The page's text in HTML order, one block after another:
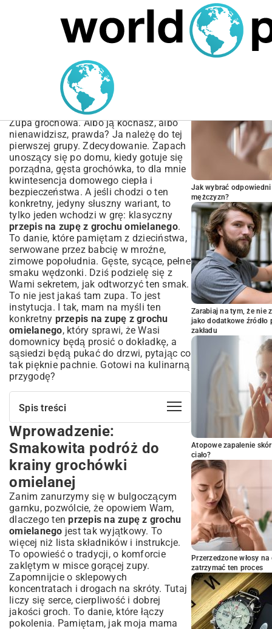
MARIUSZ ŁAMAGA 05.10.2025
Kompletny przepis na
zupę z grochu omielanego
| Sekrety idealnego smaku
Zupa grochowa. Albo ją kochasz, albo
nienawidzisz, prawda? Ja należę do tej
pierwszej grupy. Zdecydowanie. Zapach
unoszący się po domu, kiedy gotuje się
porządna, gęsta grochówka, to dla mnie
kwintesencja domowego ciepła i
bezpieczeństwa. A jeśli chodzi o ten
konkretny, jedyny słuszny wariant, to
tylko jeden wchodzi w grę: klasyczny
przepis na zupę z grochu omielanego.
To danie, które pamiętam z dzieciństwa,
serwowane przez babcię w mroźne,
zimowe popołudnia. Gęste, sycące, pełne
smaku wędzonki. Dziś podzielę się z
Wami sekretem, jak odtworzyć ten smak.
To nie jest jakaś tam zupa. To jest
instytucja. I tak, mam na myśli ten
konkretny przepis na zupę z grochu
omielanego, który sprawi, że Wasi
domownicy będą prosić o dokładkę, a
sąsiedzi będą pukać do drzwi, pytając co
tak pięknie pachnie. Gotowi na kulinarną
przygodę?
Spis treści
Wprowadzenie: Smakowita podróż do
krainy grochówki omielanej
Dlaczego grochówka omielana to
doskonały wybór?
Krótka historia i tradycje kulinarne
Składniki na idealną zupę z grochu
omielanego
Podstawowe produkty – co musisz mieć w
spiżarni?
Sekrety wyboru najlepszego grochu
omielanego
Aromatyczne dodatki, które podkreślą
smak
Krok po kroku: Jak przygotować
wyśmienitą grochówkę omielaną?
Przygotowanie grochu – moczenie i
Wprowadzenie:
Smakowita podróż do
krainy grochówki
omielanej
Zanim zanurzymy się w bulgoczącym
garnku, pozwólcie, że opowiem Wam,
dlaczego tenprzepis na zupę z grochu
omielanego jest tak wyjątkowy. To
więcej niż lista składników i instrukcje.
To opowieść o tradycji, o komforcie
zaklętym w misce gorącej zupy.
Zapomnijcie o sklepowych
koncentratach i drogach na skróty. Tutaj
liczy się serce, cierpliwość i dobrej
jakości groch. To danie, które łączy
pokolenia. Pamiętam, jak moja mama
Jak wybrać
mężczyzn?
Zarabiaj na tym, że nie
jako dodatkowe
zakładu
Atopowe zapalenie
ciało?
Przerzedzone włosy
zatrzymać ten proces